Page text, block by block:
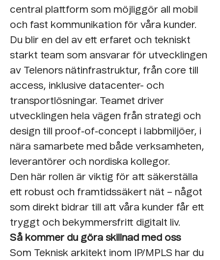
central plattform som möjliggör all mobil
och fast kommunikation för våra kunder.
Du blir en del av ett erfaret och tekniskt
starkt team som ansvarar för utvecklingen
av Telenors nätinfrastruktur, från core till
access, inklusive datacenter- och
transportlösningar. Teamet driver
utvecklingen hela vägen från strategi och
design till proof‑of‑concept i labbmiljöer, i
nära samarbete med både verksamheten,
leverantörer och nordiska kollegor.
Den här rollen är viktig för att säkerställa
ett robust och framtidssäkert nät – något
som direkt bidrar till att våra kunder får ett
tryggt och bekymmersfritt digitalt liv.
Så kommer du göra skillnad med oss
Som Teknisk arkitekt inom IP/MPLS har du